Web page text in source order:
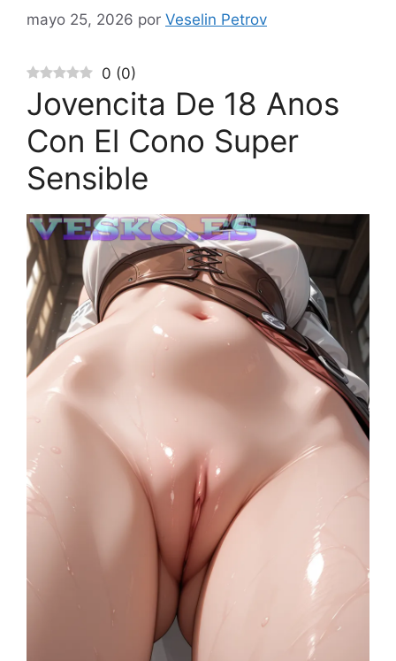
mayo 25, 2026 por Veselin Petrov
0 (0)
Jovencita De 18 Anos
Con El Cono Super
Sensible